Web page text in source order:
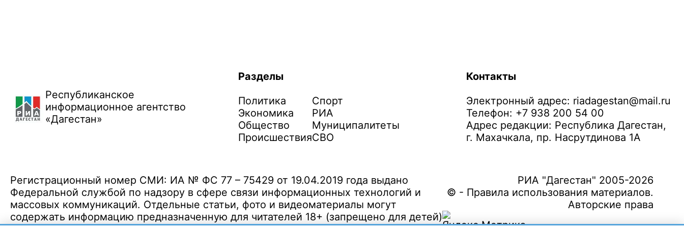
Республиканское
информационное агентство
«Дагестан»
Разделы
Политика
Экономика
Общество
Происшествия
Спорт
РИА
Муниципалитеты
СВО
Контакты
Электронный адрес: riadagestan@mail.ru
Телефон: +7 938 200 54 00
Адрес редакции: Республика Дагестан,
г. Махачкала, пр. Насрутдинова 1А
Регистрационный номер СМИ: ИА № ФС 77 – 75429 от 19.04.2019 года выдано
Федеральной службой по надзору в сфере связи информационных технологий и
массовых коммуникаций. Отдельные статьи, фото и видеоматериалы могут
содержать информацию предназначенную для читателей 18+ (запрещено для детей)
РИА "Дагестан" 2005-2026
© - Правила использования материалов.
Авторские права